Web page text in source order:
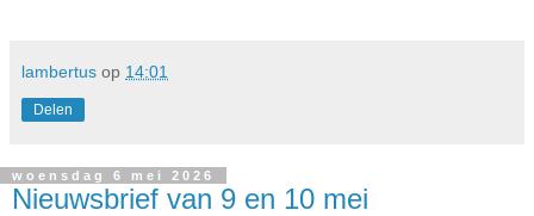
lambertus op 14:01
Delen
woensdag 6 mei 2026
Nieuwsbrief van 9 en 10 mei